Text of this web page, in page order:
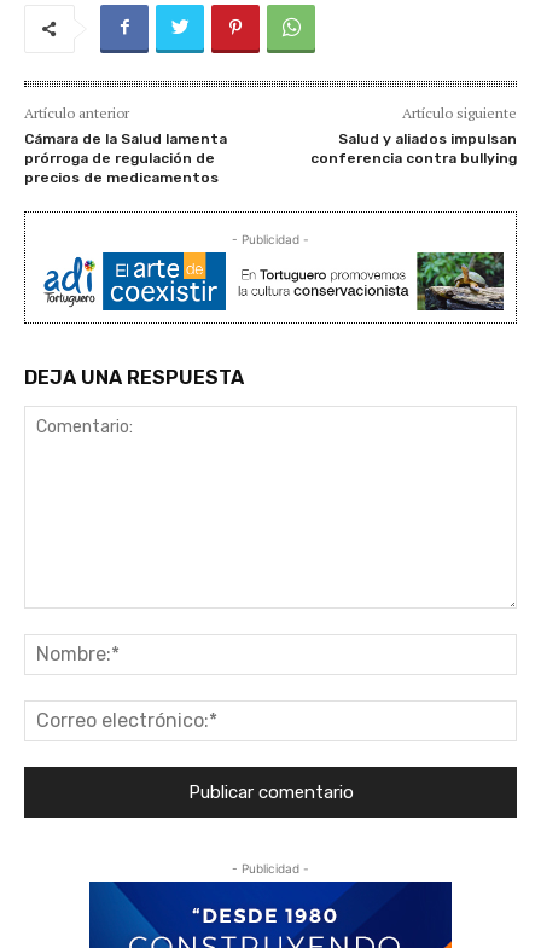
Artículo anterior
Cámara de la Salud lamenta
prórroga de regulación de
precios de medicamentos
Artículo siguiente
Salud y aliados impulsan
conferencia contra bullying
- Publicidad -
DEJA UNA RESPUESTA
- Publicidad -